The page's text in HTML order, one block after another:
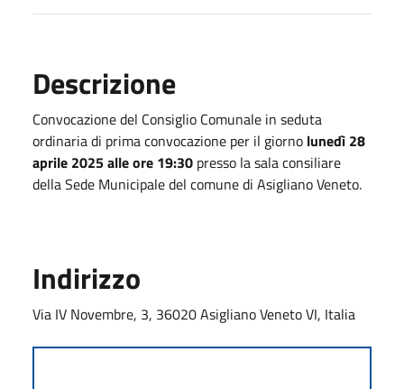
Descrizione
Convocazione del Consiglio Comunale in seduta
ordinaria di prima convocazione per il giorno lunedì 28
aprile 2025 alle ore 19:30 presso la sala consiliare
della Sede Municipale del comune di Asigliano Veneto.
Indirizzo
Via IV Novembre, 3, 36020 Asigliano Veneto VI, Italia